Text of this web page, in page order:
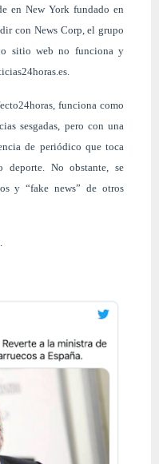
en New York fundado en
con News Corp, el grupo
sitio web no funciona y
funciona como
sesgadas, pero con una
de periódico que toca
deporte. No obstante, se
y “fake news” de otros